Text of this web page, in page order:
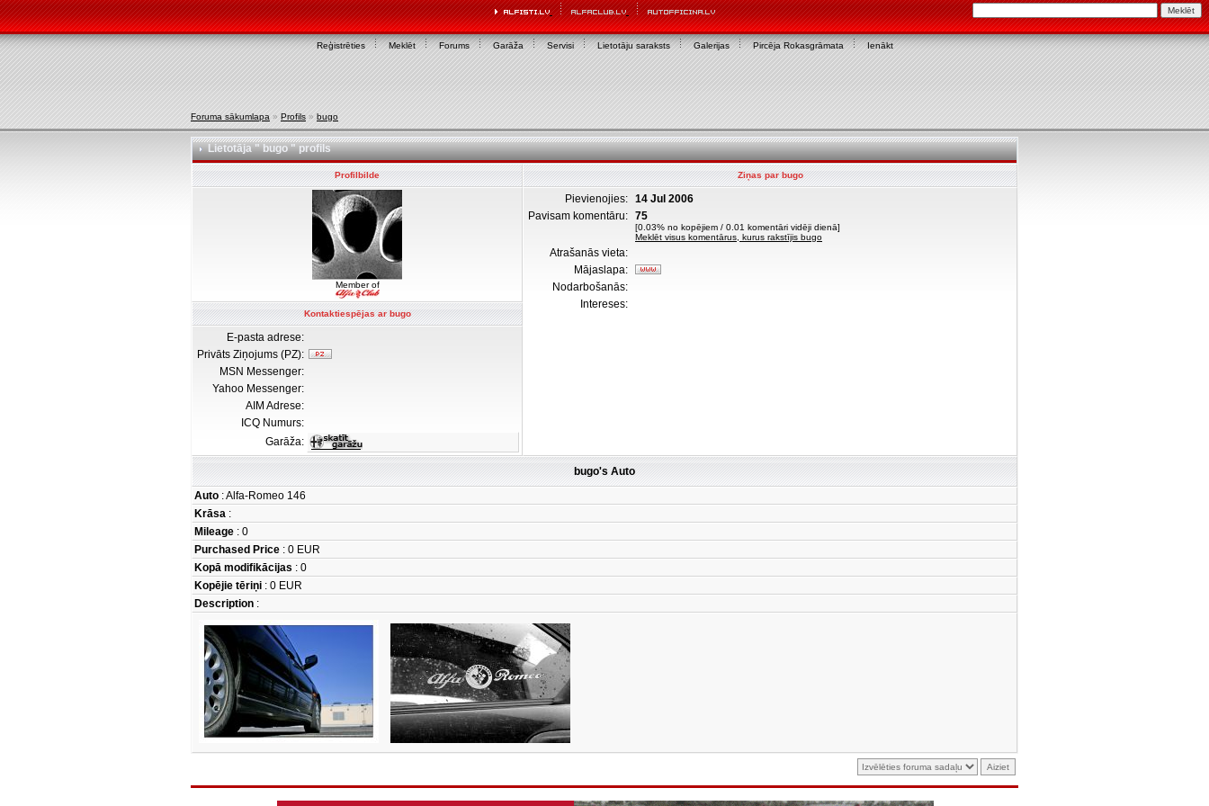
Reģistrēties Meklēt Forums Garāža Servisi Lietotāju saraksts Galerijas Pircēja Rokasgrāmata Ienākt
Foruma sākumlapa » Profils » bugo
Lietotāja " bugo " profils
Profilbilde Ziņas par bugo
Member of
Pievienojies: 14 Jul 2006
Pavisam komentāru: 75
[0.03% no kopējiem / 0.01 komentāri vidēji dienā]
Meklēt visus komentārus, kurus rakstījis bugo
Atrašanās vieta:
Mājaslapa:
Nodarbošanās:
Intereses:
Kontaktiespējas ar bugo
E-pasta adrese:
Privāts Ziņojums (PZ):
MSN Messenger:
Yahoo Messenger:
AIM Adrese:
ICQ Numurs:
Garāža:
bugo's Auto
Auto : Alfa-Romeo 146
Krāsa :
Mileage : 0
Purchased Price : 0 EUR
Kopā modifikācijas : 0
Kopējie tēriņi : 0 EUR
Description :